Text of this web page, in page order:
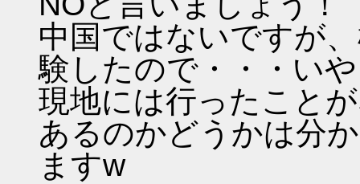
中国ではないですが
験したので・・・い
現地には行ったこと
あるのかどうかは分
ますw